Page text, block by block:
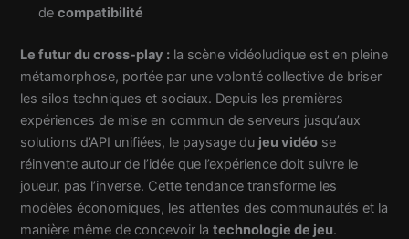
decompatibilité
Le futur du cross-play : la scène vidéoludique est en pleine
métamorphose, portée par une volonté collective de briser
les silos techniques et sociaux. Depuis les premières
expériences de mise en commun de serveurs jusqu’aux
solutions d’API unifiées, le paysage du jeu vidéo se
réinvente autour de l’idée que l’expérience doit suivre le
joueur, pas l’inverse. Cette tendance transforme les
modèles économiques, les attentes des communautés et la
manière même de concevoir latechnologie de jeu.